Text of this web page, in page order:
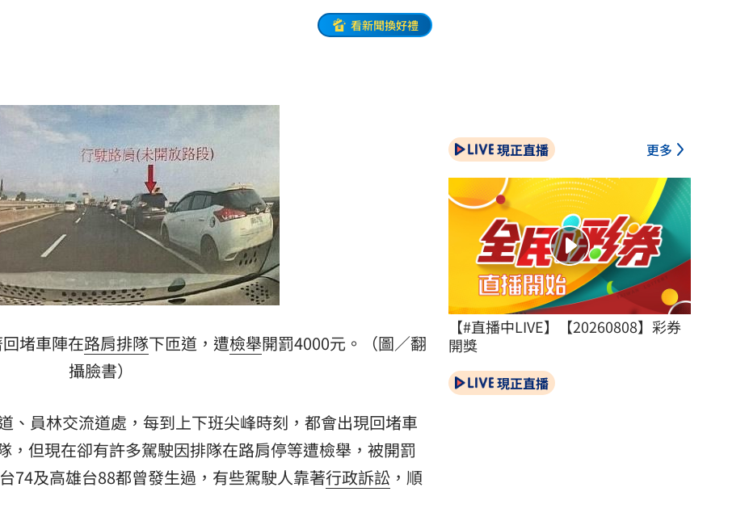
啦
結帳 19:29
目標 19:18
法 19:12
凌
金股 19:03
留情 19:03
成形 12:00
看新聞換好禮
堵車陣在路肩排隊下匝道，遭檢舉開罰4000元。（圖／翻
攝臉書）
、員林交流道處，每到上下班尖峰時刻，都會出現回堵車
，但現在卻有許多駕駛因排隊在路肩停等遭檢舉，被開罰
74及高雄台88都曾發生過，有些駕駛人靠著行政訴訟 ，順
現正直播 更多
【#直播中LIVE】【20260808】彩券
開獎
現正直播